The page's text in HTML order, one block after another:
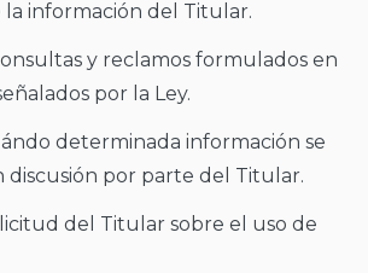
la información del Titular.
y reclamos formulados en
por la Ley.
determinada información se
discusión por parte del Titular.
del Titular sobre el uso de